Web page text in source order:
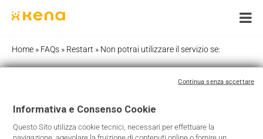
Home » FAQs » Restart » Non potrai utilizzare il servizio se:
Non potrai utilizzare il servizio se:
Non avrai raggiunto l’80% di utilizzo di almeno 1 dei
Informativa e Consenso Cookie
Questo Sito utilizza cookie tecnici, necessari per effettuare la
Continua senza accettare